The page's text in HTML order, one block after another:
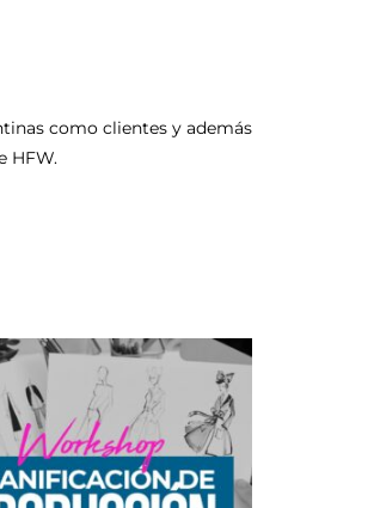
como clientes y además
HFW.